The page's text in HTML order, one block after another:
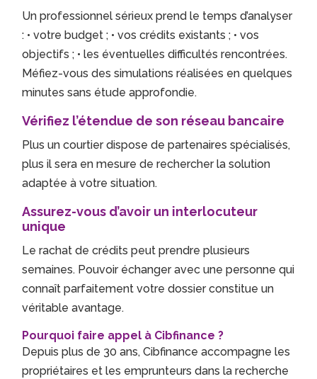
Un professionnel sérieux prend le temps d’analyser
: • votre budget ; • vos crédits existants ; • vos
objectifs ; • les éventuelles difficultés rencontrées.
Méfiez-vous des simulations réalisées en quelques
minutes sans étude approfondie.
Vérifiez l’étendue de son réseau bancaire
Plus un courtier dispose de partenaires spécialisés,
plus il sera en mesure de rechercher la solution
adaptée à votre situation.
Assurez-vous d’avoir un interlocuteur
unique
Le rachat de crédits peut prendre plusieurs
semaines. Pouvoir échanger avec une personne qui
connaît parfaitement votre dossier constitue un
véritable avantage.
Pourquoi faire appel à Cibfinance ?
Depuis plus de 30 ans, Cibfinance accompagne les
propriétaires et les emprunteurs dans la recherche